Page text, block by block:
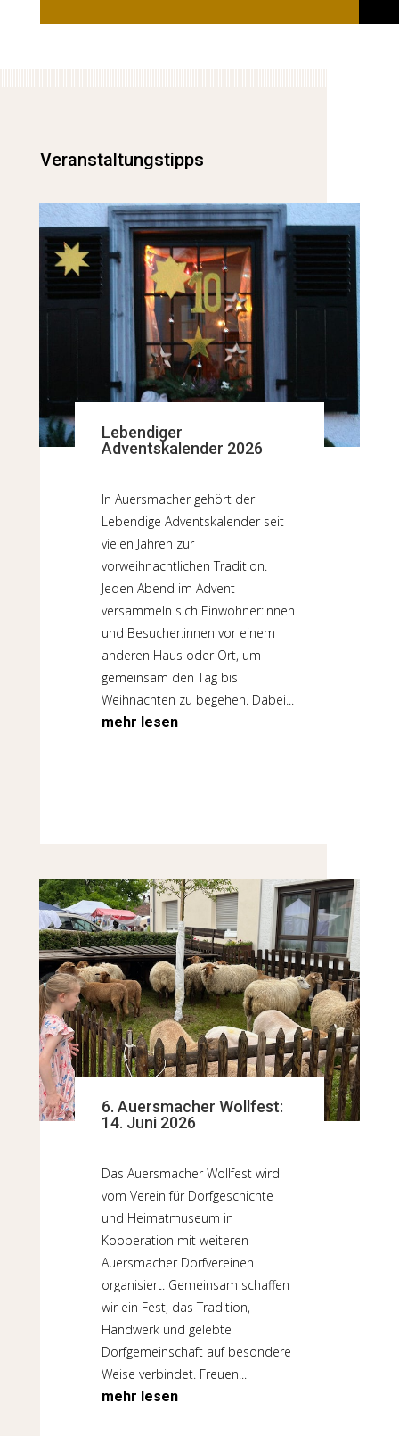
Veranstaltungstipps
Lebendiger
Adventskalender 2026
In Auersmacher gehört der
Lebendige Adventskalender seit
vielen Jahren zur
vorweihnachtlichen Tradition.
Jeden Abend im Advent
versammeln sich Einwohner:innen
und Besucher:innen vor einem
anderen Haus oder Ort, um
gemeinsam den Tag bis
Weihnachten zu begehen. Dabei...
mehr lesen
6. Auersmacher Wollfest:
14. Juni 2026
Das Auersmacher Wollfest wird
vom Verein für Dorfgeschichte
und Heimatmuseum in
Kooperation mit weiteren
Auersmacher Dorfvereinen
organisiert. Gemeinsam schaffen
wir ein Fest, das Tradition,
Handwerk und gelebte
Dorfgemeinschaft auf besondere
Weise verbindet. Freuen...
mehr lesen